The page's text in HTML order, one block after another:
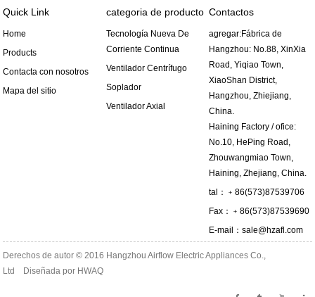
Quick Link
Home
Products
Contacta con nosotros
Mapa del sitio
categoria de producto
Tecnología Nueva De
Corriente Continua
Ventilador Centrífugo
Soplador
Ventilador Axial
Contactos
agregar:Fábrica de
Hangzhou: No.88, XinXia
Road, Yiqiao Town,
XiaoShan District,
Hangzhou, Zhiejiang,
China.
Haining Factory / ofice:
No.10, HePing Road,
Zhouwangmiao Town,
Haining, Zhejiang, China.
tal：﹢86(573)87539706
Fax：﹢86(573)87539690
E-mail： sale@hzafl.com
Derechos de autor © 2016 Hangzhou Airflow Electric Appliances Co.,
Ltd Diseñada por HWAQ